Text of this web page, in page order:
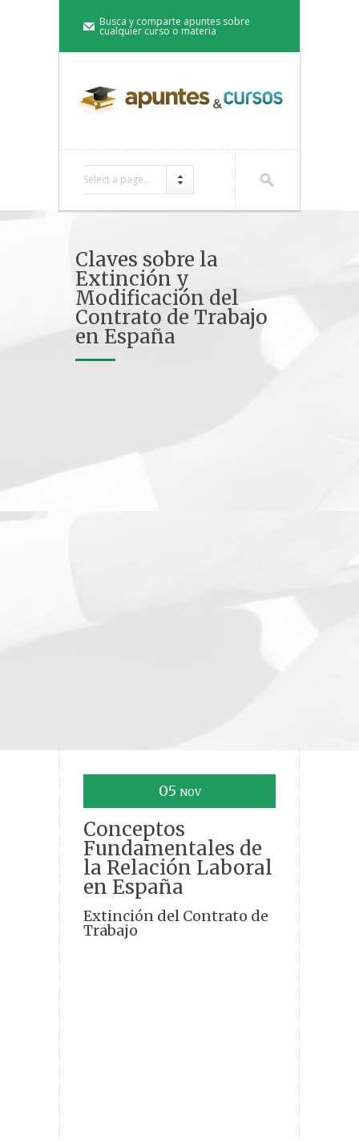
Busca y comparte apuntes sobre
cualquier curso o materia
Select a page...
Claves sobre la
Extinción y
Modificación del
Contrato de Trabajo
en España
05 NOV
Conceptos
Fundamentales de
la Relación Laboral
en España
Extinción del Contrato de
Trabajo